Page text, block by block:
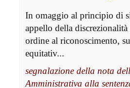
In omaggio al principio di
appello della
ordine al riconoscimento,
equitativ...
segnalazione della nota
Amministrativa alla